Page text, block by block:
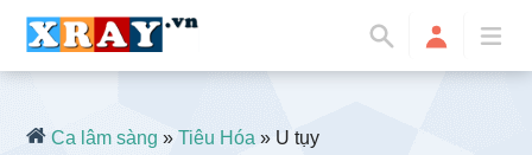
Ca lâm sàng »Tiêu Hóa » U tụy